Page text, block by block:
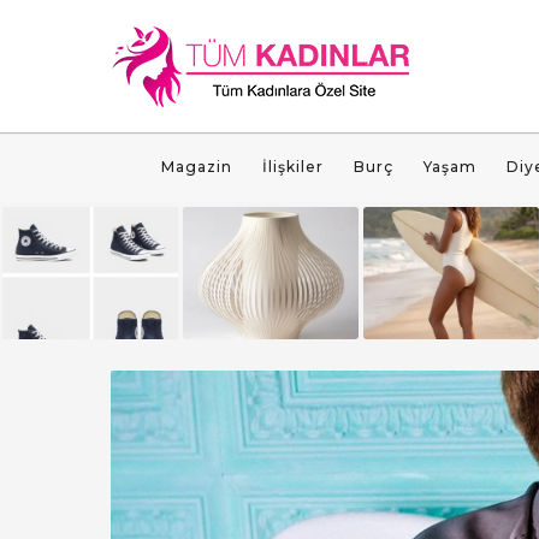
Magazin İlişkiler Burç Yaşam